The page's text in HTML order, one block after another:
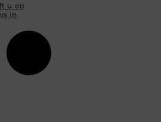
u op
in